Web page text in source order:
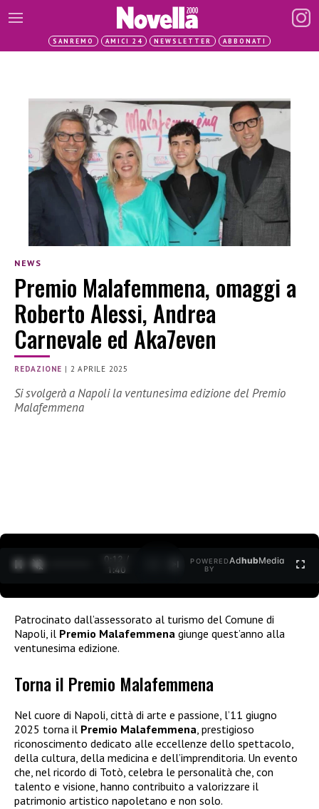
SANREMO AMICI 24 NEWSLETTER ABBONATI
NEWS
Premio Malafemmena, omaggi a
Roberto Alessi, Andrea
Carnevale ed Aka7even
REDAZIONE | 2 APRILE 2025
Si svolgerà a Napoli la ventunesima edizione del Premio
Malafemmena
0:12 /
1:40
POWERED
BY
AdhubMedia
Patrocinato dall’assessorato al turismo del Comune di
Napoli, il Premio Malafemmena giunge quest’anno alla
ventunesima edizione.
Torna il Premio Malafemmena
Nel cuore di Napoli, città di arte e passione, l’11 giugno
2025 torna il Premio Malafemmena, prestigioso
riconoscimento dedicato alle eccellenze dello spettacolo,
della cultura, della medicina e dell’imprenditoria. Un evento
che, nel ricordo di Totò, celebra le personalità che, con
talento e visione, hanno contribuito a valorizzare il
patrimonio artistico napoletano e non solo.